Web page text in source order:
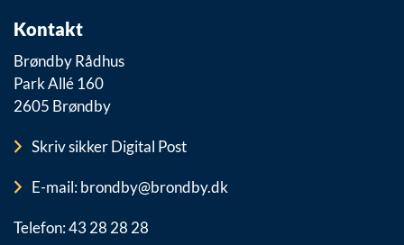
Kontakt
Brøndby Rådhus
Park Allé 160
2605 Brøndby
Skriv sikker Digital Post
E-mail: brondby@brondby.dk
Telefon: 43 28 28 28